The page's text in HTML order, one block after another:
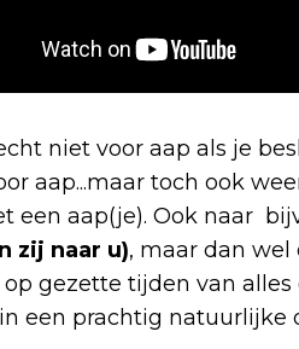
niet voor aap als je
aap...maar toch ook
een aap(je). Ook naar
zij naar u), maar dan wel
gezette tijden van
een prachtig natuurlijke